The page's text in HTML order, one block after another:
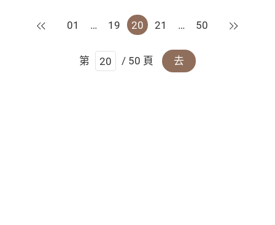
上一頁
01 … 19 20 21 … 50 下一頁
第 / 50 頁 去